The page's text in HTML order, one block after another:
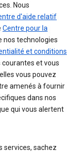
Nous
d'aide relatif
Centre pour la
nos technologies
et conditions
courantes et vous
vous pouvez
amenés à fournir
dans nos
qui vous alertent
services, sachez